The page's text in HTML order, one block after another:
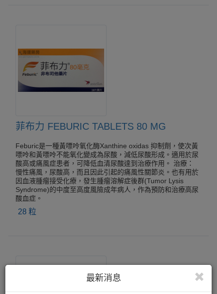
最新消息
菲布力 FEBURIC TABLETS 80 MG
Feburic是一種黃嘌呤氧化酶Xanthine oxidas 抑制劑，使次黃
嘌呤和黃嘌呤不能氧化變成為尿酸，減低尿酸形成。適用於尿
酸高或痛風症患者，可降低血清尿酸達到治療作用。 治療：
慢性痛風，尿酸高，而且因此引起的痛風性關節炎。也有用於
因血液腫瘤接受化療，發生腫瘤溶解症後群(Tumor Lysis
Syndrome)的中度至高度風險成年病人，作為預防和治療高尿
酸血症。
28 粒